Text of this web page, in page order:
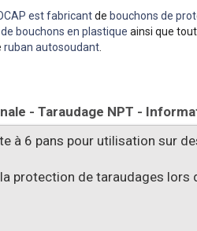
est fabricantde bouchons de
bouchons en plastique ainsi que
ruban autosoudant.
- Taraudage NPT -
à 6 pans pour utilisation sur
protection de taraudages